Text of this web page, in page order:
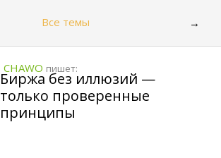
Все темы →
CHAWO пишет:
Биржа без иллюзий —
только проверенные
принципы